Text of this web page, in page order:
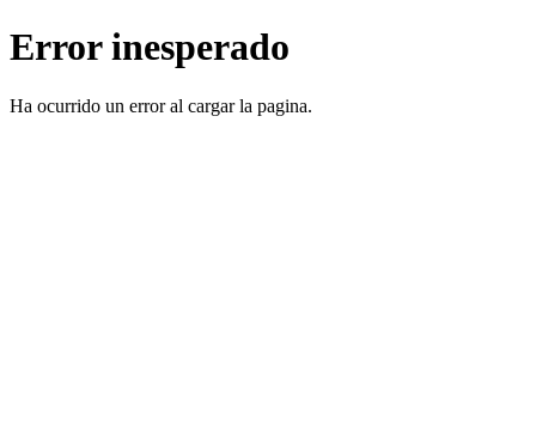
Error inesperado
Ha ocurrido un error al cargar la pagina.